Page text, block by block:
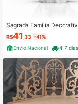
Sagrada Família
tar e Sala
R$41 ,33 -41%
Envio Nacional
4-7 dias